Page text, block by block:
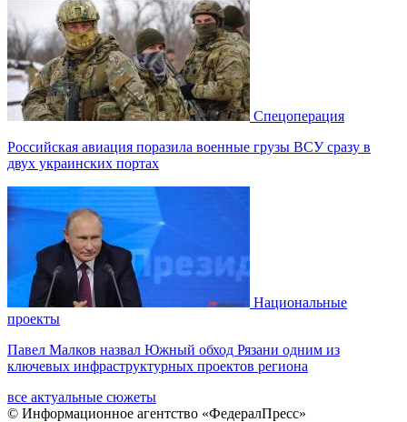
Спецоперация
Российская авиация поразила военные грузы ВСУ сразу в
двух украинских портах
Национальные
проекты
Павел Малков назвал Южный обход Рязани одним из
ключевых инфраструктурных проектов региона
все актуальные сюжеты
© Информационное агентство «ФедералПресс»